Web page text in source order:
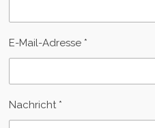
E-Mail-Adresse *
Nachricht *